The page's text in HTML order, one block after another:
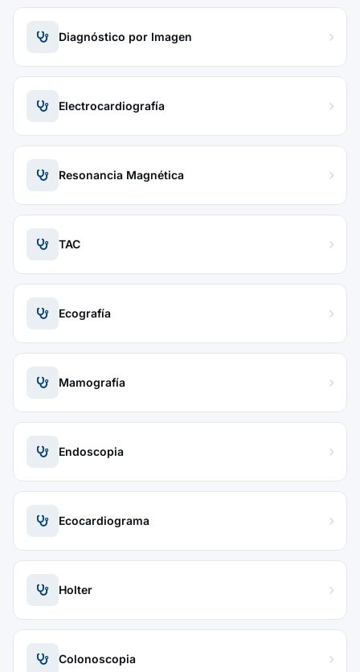
Diagnóstico por Imagen
Electrocardiografía
Resonancia Magnética
TAC
Ecografía
Mamografía
Endoscopia
Ecocardiograma
Holter
Colonoscopia